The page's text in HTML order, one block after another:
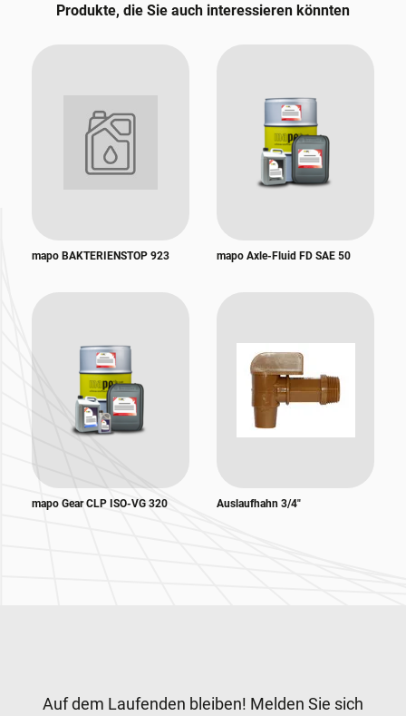
Produkte, die Sie auch interessieren könnten
mapo BAKTERIENSTOP 923 mapo Axle-Fluid FD SAE 50
mapo Gear CLP ISO-VG 320 Auslaufhahn 3/4"
Newsletter
Auf dem Laufenden bleiben! Melden Sie sich